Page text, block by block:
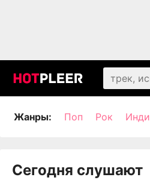
Жанры: Поп Рок Инди
Сегодня слушают